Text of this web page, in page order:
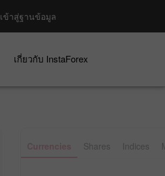
เข้าสู่ฐานข้อมูล
เกี่ยวกับ InstaForex
Currencies Shares Indices